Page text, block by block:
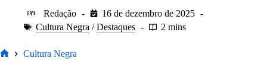
Redação
16 de dezembro de 2025
Cultura Negra /Destaques 2 mins
Cultura Negra